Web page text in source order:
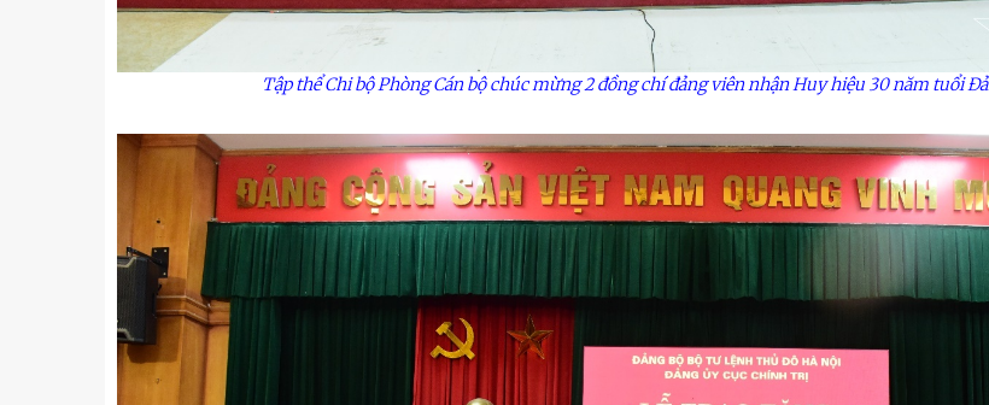
Tập thể Chi bộ Phòng Cán bộ chúc mừng 2 đồng chí đảng viên nhận Huy hiệu 30 năm tuổi